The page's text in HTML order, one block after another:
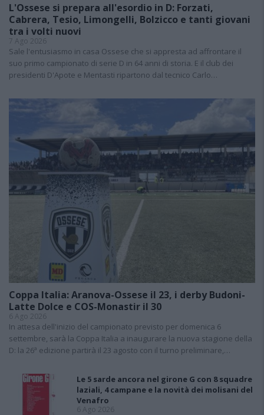
L'Ossese si prepara all'esordio in D: Forzati,
Cabrera, Tesio, Limongelli, Bolzicco e tanti giovani
tra i volti nuovi
7 Ago 2026
Sale l'entusiasmo in casa Ossese che si appresta ad affrontare il
suo primo campionato di serie D in 64 anni di storia. E il club dei
presidenti D'Apote e Mentasti ripartono dal tecnico Carlo…
Coppa Italia: Aranova-Ossese il 23, i derby Budoni-
Latte Dolce e COS-Monastir il 30
6 Ago 2026
In attesa dell'inizio del campionato previsto per domenica 6
settembre, sarà la Coppa Italia a inaugurare la nuova stagione della
D: la 26ª edizione partirà il 23 agosto con il turno preliminare,…
Le 5 sarde ancora nel girone G con 8 squadre
laziali, 4 campane e la novità dei molisani del
Venafro
6 Ago 2026